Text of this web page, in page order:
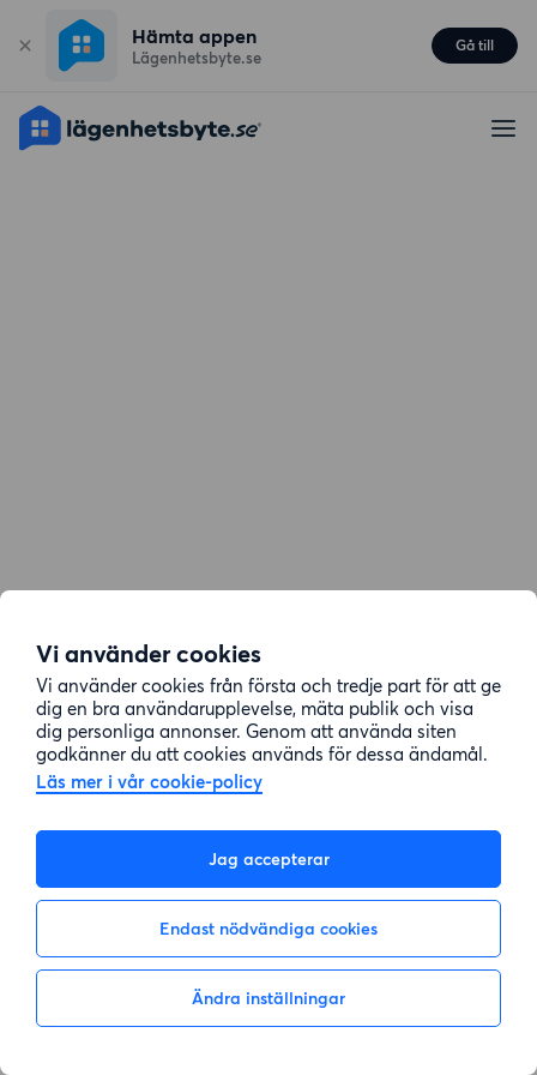
Vi använder cookies
Vi använder cookies från första och tredje part för att ge
dig en bra användarupplevelse, mäta publik och visa
dig personliga annonser. Genom att använda siten
godkänner du att cookies används för dessa ändamål.
Läs mer i vår cookie-policy
Jag accepterar
Endast nödvändiga cookies
Ändra inställningar
Hämta appen
Lägenhetsbyte.se
Gå till